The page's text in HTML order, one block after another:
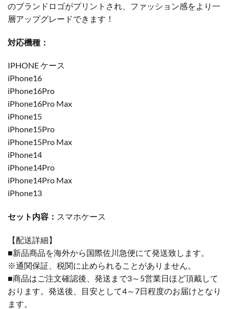
のブランドロゴがプリントされ、ファッション感をより一
層アップグレードできます！
対応機種：
IPHONE ケース
iPhone16
iPhone16Pro
iPhone16Pro Max
iPhone15
iPhone15Pro
iPhone15Pro Max
iPhone14
iPhone14Pro
iPhone14Pro Max
iPhone13
セット内容： スマホケース
【配送詳細】
■新品商品を海外から国際佐川急便にて発送致します。
※通関保証、税関に止められることがありません。
■商品はご注文確認後、発送まで3～5営業日ほど頂戴して
おります。発送後、目安として4～7日程度のお届けとなり
ます。